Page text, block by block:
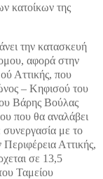
κατοίκων της
την κατασκευή
αφορά στην
Αττικής, που
– Κηφισού του
Βάρης Βούλας
που θα αναλάβει
με το
Αττικής,
σε 13,5
Ταμείου